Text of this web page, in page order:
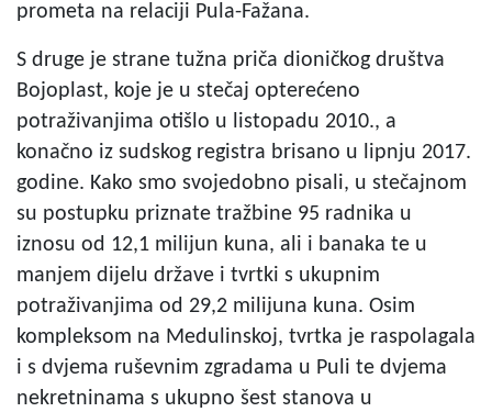
prometa na relaciji Pula-Fažana.
S druge je strane tužna priča dioničkog društva
Bojoplast, koje je u stečaj opterećeno
potraživanjima otišlo u listopadu 2010., a
konačno iz sudskog registra brisano u lipnju 2017.
godine. Kako smo svojedobno pisali, u stečajnom
su postupku priznate tražbine 95 radnika u
iznosu od 12,1 milijun kuna, ali i banaka te u
manjem dijelu države i tvrtki s ukupnim
potraživanjima od 29,2 milijuna kuna. Osim
kompleksom na Medulinskoj, tvrtka je raspolagala
i s dvjema ruševnim zgradama u Puli te dvjema
nekretninama s ukupno šest stanova u